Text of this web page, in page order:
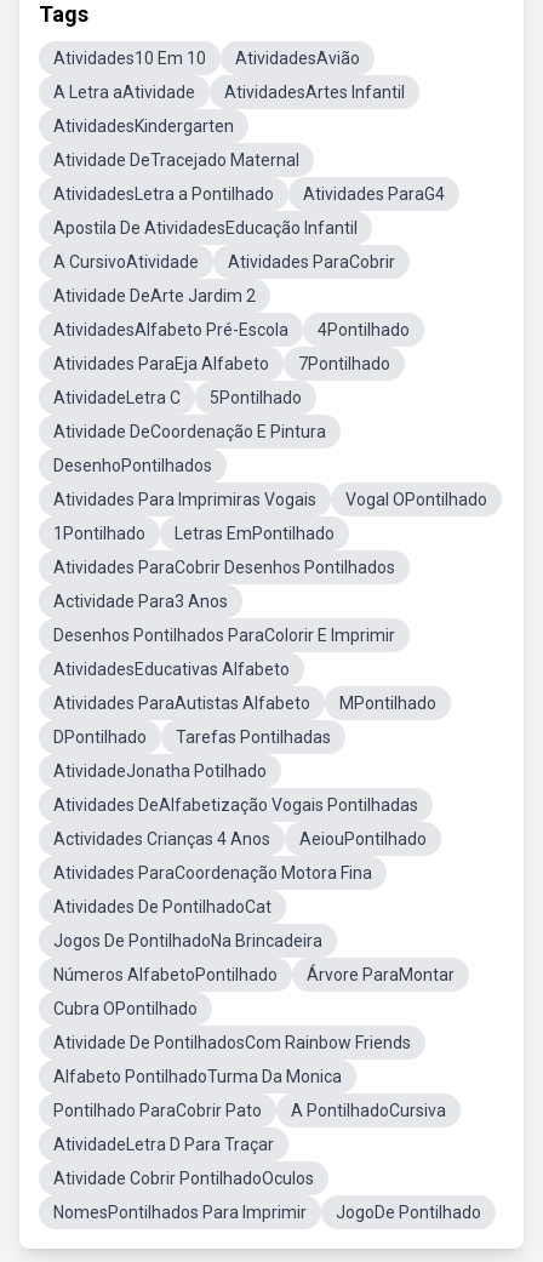
Tags
Atividades10 Em 10
AtividadesAvião
A Letra aAtividade
AtividadesArtes Infantil
AtividadesKindergarten
Atividade DeTracejado Maternal
AtividadesLetra a Pontilhado
Atividades ParaG4
Apostila De AtividadesEducação Infantil
A CursivoAtividade
Atividades ParaCobrir
Atividade DeArte Jardim 2
AtividadesAlfabeto Pré-Escola
4Pontilhado
Atividades ParaEja Alfabeto
7Pontilhado
AtividadeLetra C
5Pontilhado
Atividade DeCoordenação E Pintura
DesenhoPontilhados
Atividades Para Imprimiras Vogais
Vogal OPontilhado
1Pontilhado
Letras EmPontilhado
Atividades ParaCobrir Desenhos Pontilhados
Actividade Para3 Anos
Desenhos Pontilhados ParaColorir E Imprimir
AtividadesEducativas Alfabeto
Atividades ParaAutistas Alfabeto
MPontilhado
DPontilhado
Tarefas Pontilhadas
AtividadeJonatha Potilhado
Atividades DeAlfabetização Vogais Pontilhadas
Actividades Crianças 4 Anos
AeiouPontilhado
Atividades ParaCoordenação Motora Fina
Atividades De PontilhadoCat
Jogos De PontilhadoNa Brincadeira
Números AlfabetoPontilhado
Árvore ParaMontar
Cubra OPontilhado
Atividade De PontilhadosCom Rainbow Friends
Alfabeto PontilhadoTurma Da Monica
Pontilhado ParaCobrir Pato
A PontilhadoCursiva
AtividadeLetra D Para Traçar
Atividade Cobrir PontilhadoOculos
NomesPontilhados Para Imprimir
JogoDe Pontilhado